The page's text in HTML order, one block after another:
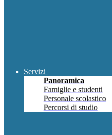
Servizi
Panoramica
Famiglie e studenti
Personale scolastico
Percorsi di studio